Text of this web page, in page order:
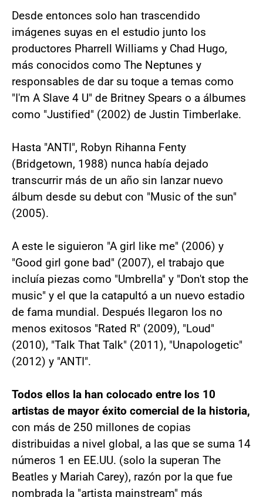
Desde entonces solo han trascendido
imágenes suyas en el estudio junto los
productores Pharrell Williams y Chad Hugo,
más conocidos como The Neptunes y
responsables de dar su toque a temas como
"I'm A Slave 4 U" de Britney Spears o a álbumes
como "Justified" (2002) de Justin Timberlake.
Hasta "ANTI", Robyn Rihanna Fenty
(Bridgetown, 1988) nunca había dejado
transcurrir más de un año sin lanzar nuevo
álbum desde su debut con "Music of the sun"
(2005).
A este le siguieron "A girl like me" (2006) y
"Good girl gone bad" (2007), el trabajo que
incluía piezas como "Umbrella" y "Don't stop the
music" y el que la catapultó a un nuevo estadio
de fama mundial. Después llegaron los no
menos exitosos "Rated R" (2009), "Loud"
(2010), "Talk That Talk" (2011), "Unapologetic"
(2012) y "ANTI".
Todos ellos la han colocado entre los 10
artistas de mayor éxito comercial de la historia,
con más de 250 millones de copias
distribuidas a nivel global, a las que se suma 14
números 1 en EE.UU. (solo la superan The
Beatles y Mariah Carey), razón por la que fue
nombrada la "artista mainstream" más